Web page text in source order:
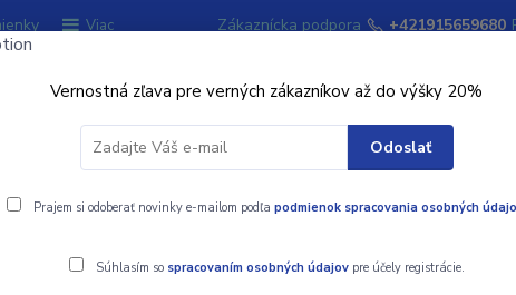
Viac Zákaznícka podpora +421915659680
Signalizátory záberu Kempingový
22,0lbs 300m
Vernostná zľava pre verných zákazníkov až do výšky 20%
Odoslať
Prajem si odoberať novinky e-mailom podľa podmienok spracovania osobných
Súhlasím so spracovaním osobných údajovpre účely registrácie.